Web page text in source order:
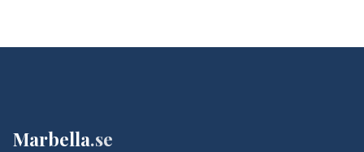
Marbella.se